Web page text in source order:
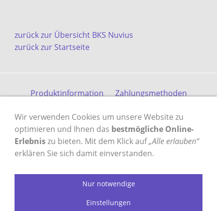
zurück zur Übersicht BKS Nuvius
zurück zur Startseite
Produktinformation
Zahlungsmethoden
Datenschutz
Impressum
VERTRAG WIDERRUFEN
profilzylinder-shop.de - das Original
Wir verwenden Cookies um unsere Website zu
optimieren und Ihnen das bestmögliche Online-
Erlebniszu bieten. Mit dem Klick auf„Alle erlauben“
erklären Sie sich damit einverstanden.
Nur notwendige
Einstellungen